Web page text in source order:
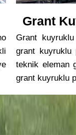
Grant
Grant
grant kuyruklu
teknik eleman
grant kuyruklu